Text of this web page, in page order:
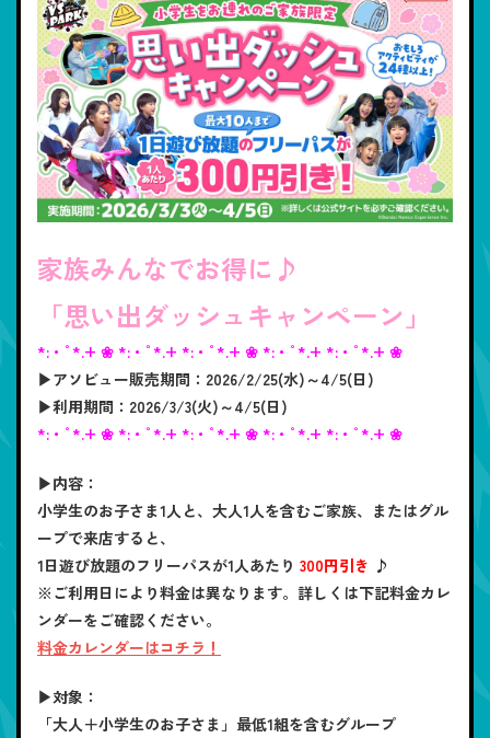
家族みんなでお得に♪
「思い出ダッシュキャンペーン」
*:・ﾟ*.+ ❀ *:・ﾟ*.+ *:・ﾟ*.+ ❀ *:・ﾟ*.+ *:・ﾟ*.+ ❀
▶アソビュー販売期間：2026/2/25(水)～4/5(日)
▶利用期間：2026/3/3(火)～4/5(日)
*:・ﾟ*.+ ❀ *:・ﾟ*.+ *:・ﾟ*.+ ❀ *:・ﾟ*.+ *:・ﾟ*.+ ❀
▶内容：
小学生のお子さま1人と、大人1人を含むご家族、またはグル
ープで来店すると、
1日遊び放題のフリーパスが1人あたり 300円引き ♪
※ご利用日により料金は異なります。詳しくは下記料金カレ
ンダーをご確認ください。
料金カレンダーはコチラ！
▶対象：
「大人＋小学生のお子さま」最低1組を含むグループ